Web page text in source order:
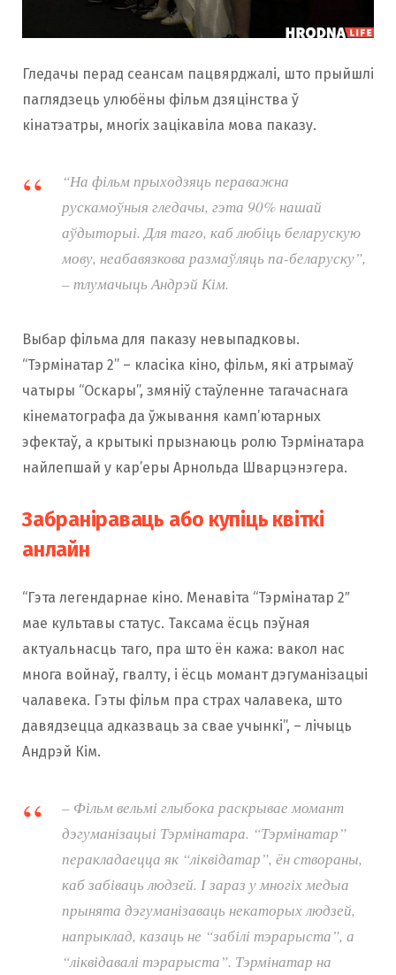
Гледачы перад сеансам пацвярджалі, што прыйшлі
паглядзець улюбёны фільм дзяцінства ў
кінатэатры, многіх зацікавіла мова паказу.
“На фільм прыходзяць пераважна
рускамоўныя гледачы, гэта 90% нашай
аўдыторыі. Для таго, каб любіць беларускую
мову, неабавязкова размаўляць па-беларуску”,
– тлумачыць Андрэй Кім.
Выбар фільма для паказу невыпадковы.
“Тэрмінатар 2” – класіка кіно, фільм, які атрымаў
чатыры “Оскары”, змяніў стаўленне тагачаснага
кінематографа да ўжывання камп’ютарных
эфектаў, а крытыкі прызнаюць ролю Тэрмінатара
найлепшай у кар’еры Арнольда Шварцэнэгера.
Забраніраваць або купіць квіткі
анлайн
“Гэта легендарнае кіно. Менавіта “Тэрмінатар 2″
мае культавы статус. Таксама ёсць пэўная
актуальнасць таго, пра што ён кажа: вакол нас
многа войнаў, гвалту, і ёсць момант дэгуманізацыі
чалавека. Гэты фільм пра страх чалавека, што
давядзецца адказваць за свае учынкі”, – лічыць
Андрэй Кім.
– Фільм вельмі глыбока раскрывае момант
дэгуманізацыі Тэрмінатара. “Тэрмінатар”
перакладаецца як “ліквідатар”, ён створаны,
каб забіваць людзей. І зараз у многіх медыа
прынята дэгуманізаваць некаторых людзей,
напрыклад, казаць не “забілі тэрарыста”, а
“ліквідавалі тэрарыста”. Тэрмінатар на